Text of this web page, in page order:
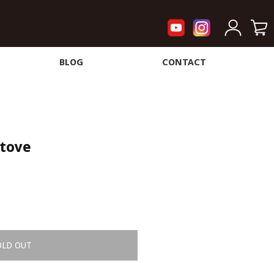
BLOG CONTACT
OUT